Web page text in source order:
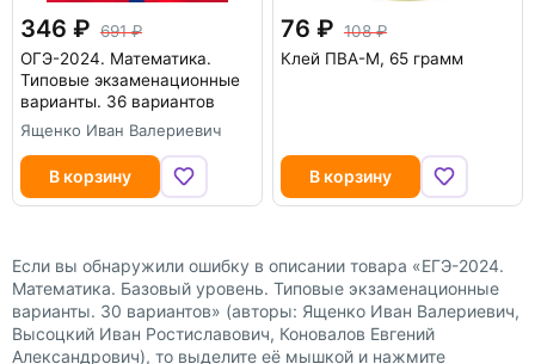
346
691
ОГЭ-2024. Математика.
Типовые экзаменационные
варианты. 36 вариантов
Ященко Иван Валериевич
В корзину
76
108
Клей ПВА-М, 65 грамм
В корзину
Если вы обнаружили ошибку в описании товара «ЕГЭ-2024.
Математика. Базовый уровень. Типовые экзаменационные
варианты. 30 вариантов» (авторы: Ященко Иван Валериевич,
Высоцкий Иван Ростиславович, Коновалов Евгений
Александрович), то выделите её мышкой и нажмите